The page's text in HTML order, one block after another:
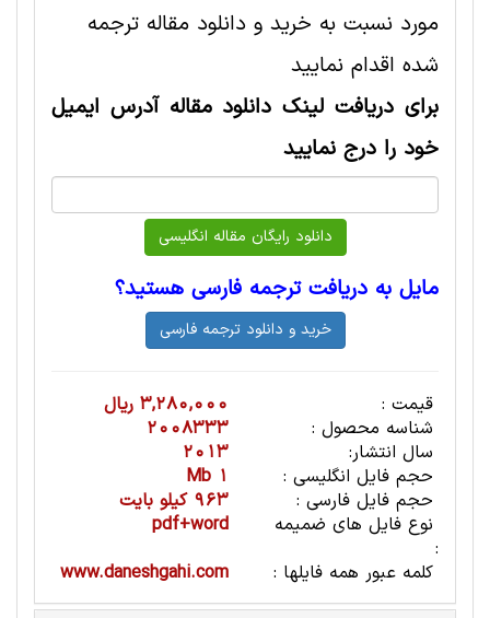
مورد نسبت به خرید و دانلود مقاله ترجمه
شده اقدام نمایید
برای دریافت لینک دانلود مقاله آدرس ایمیل
خود را درج نمایید
مایل به دریافت ترجمه فارسی هستید؟
قیمت :
3,280,000 ریال
شناسه محصول :
2008333
سال انتشار:
2013
حجم فایل انگلیسی :
1 Mb
حجم فایل فارسی :
963 کیلو بایت
نوع فایل های ضمیمه
:
pdf+word
کلمه عبور همه فایلها :
www.daneshgahi.com